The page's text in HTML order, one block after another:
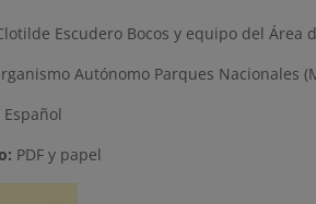
Escudero Bocos y equipo del Área
Autónomo Parques Nacionales
Español
PDF y papel